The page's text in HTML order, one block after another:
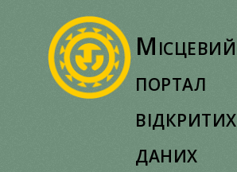
Місцевий
портал
відкритих
даних